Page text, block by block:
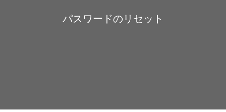
パスワードのリセット